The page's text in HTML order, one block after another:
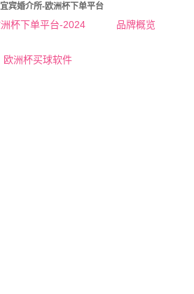
宜宾婚介所-欧洲杯下单平台
杯下单平台-2024
欧洲杯买球软件
品牌概览